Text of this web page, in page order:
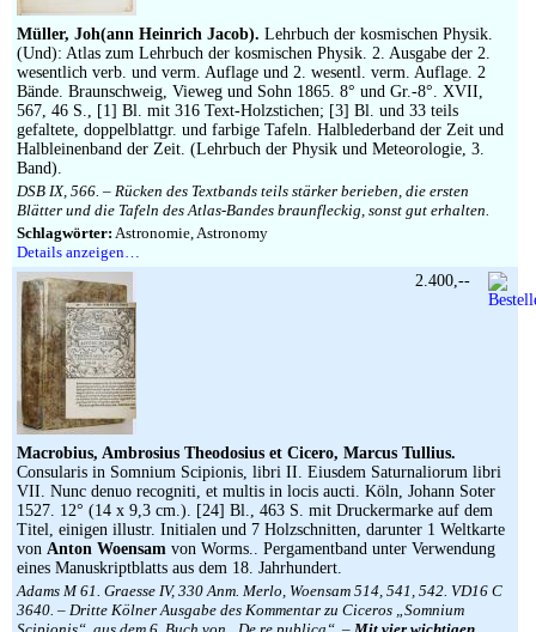
Impressum
Müller, Joh(ann Heinrich Jacob). Lehrbuch der kosmischen Physik.
(Und): Atlas zum Lehrbuch der kosmischen Physik. 2. Ausgabe der 2.
wesentlich verb. und verm. Auflage und 2. wesentl. verm. Auflage. 2
Bände. Braunschweig, Vieweg und Sohn 1865. 8° und Gr.-8°. XVII,
567, 46 S., [1] Bl. mit 316 Text-Holzstichen; [3] Bl. und 33 teils
gefaltete, doppelblattgr. und farbige Tafeln. Halblederband der Zeit und
Halbleinenband der Zeit. (Lehrbuch der Physik und Meteorologie, 3.
Band).
DSB IX, 566. – Rücken des Textbands teils stärker berieben, die ersten
Blätter und die Tafeln des Atlas-Bandes braunfleckig, sonst gut erhalten.
Schlagwörter: Astronomie, Astronomy
Details anzeigen…
Macrobius, Ambrosius Theodosius et Cicero, Marcus Tullius.
Consularis in Somnium Scipionis, libri II. Eiusdem Saturnaliorum libri
VII. Nunc denuo recogniti, et multis in locis aucti. Köln, Johann Soter
1527. 12° (14 x 9,3 cm.). [24] Bl., 463 S. mit Druckermarke auf dem
Titel, einigen illustr. Initialen und 7 Holzschnitten, darunter 1 Weltkarte
von Anton Woensam von Worms.. Pergamentband unter Verwendung
eines Manuskriptblatts aus dem 18. Jahrhundert.
Adams M 61. Graesse IV, 330 Anm. Merlo, Woensam 514, 541, 542. VD16 C
3640. – Dritte Kölner Ausgabe des Kommentar zu Ciceros „Somnium
2.400,--